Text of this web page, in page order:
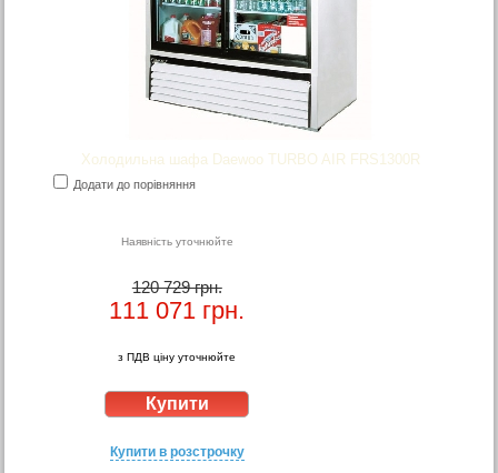
Холодильна шафа Daewoo TURBO AIR FRS1300R
Додати до порівняння
Наявність уточнюйте
120 729 грн.
111 071 грн.
з ПДВ ціну уточнюйте
Купити в розстрочку